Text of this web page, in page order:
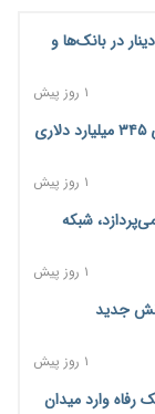
در بانک‌ها و
۱ روز پیش
جنگ کریدورها وارد فاز جدید شد؛ سرمایه‌گذاری ۳۴۵ میلیارد دلاری
۱ روز پیش
شبکه
۱ روز پیش
جدید
۱ روز پیش
بانک رفاه وارد میدان